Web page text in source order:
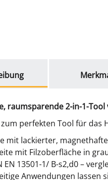
raumsparende 2-in-1-
perfekten Tool für das
mit lackierter,
mit Filzoberfläche in
EN 13501-1/ B-s2,d0 –
Anwendungen